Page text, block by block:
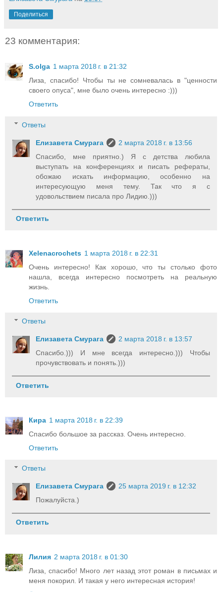
Поделиться
23 комментария:
S.olga 1 марта 2018 г. в 21:32
Лиза, спасибо! Чтобы ты не сомневалась в "ценности
своего опуса", мне было очень интересно :)))
Ответить
Ответы
Елизавета Смурага
2 марта 2018 г. в 13:56
Спасибо, мне приятно.) Я с детства любила
выступать на конференциях и писать рефераты,
обожаю искать информацию, особенно на
интересующую меня тему. Так что я с
удовольствием писала про Лидию.)))
Ответить
Xelenacrochets 1 марта 2018 г. в 22:31
Очень интересно! Как хорошо, что ты столько фото
нашла, всегда интересно посмотреть на реальную
жизнь.
Ответить
Ответы
Елизавета Смурага
2 марта 2018 г. в 13:57
Спасибо.))) И мне всегда интересно.))) Чтобы
прочувствовать и понять.)))
Ответить
Кира 1 марта 2018 г. в 22:39
Спасибо большое за рассказ. Очень интересно.
Ответить
Ответы
Елизавета Смурага
25 марта 2019 г. в 12:32
Пожалуйста.)
Ответить
Лилия 2 марта 2018 г. в 01:30
Лиза, спасибо! Много лет назад этот роман в письмах и
меня покорил. И такая у него интересная история!